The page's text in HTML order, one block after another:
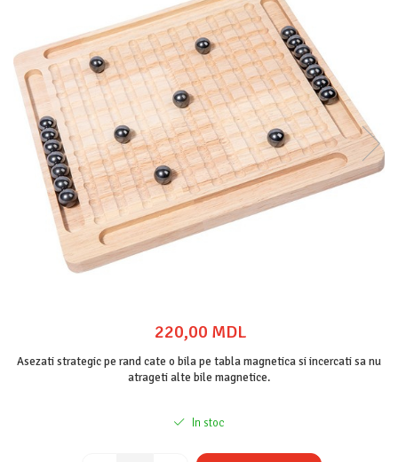
220,00 MDL
Asezati strategic pe rand cate o bila pe tabla magnetica si incercati sa nu
atrageti alte bile magnetice.
In stoc